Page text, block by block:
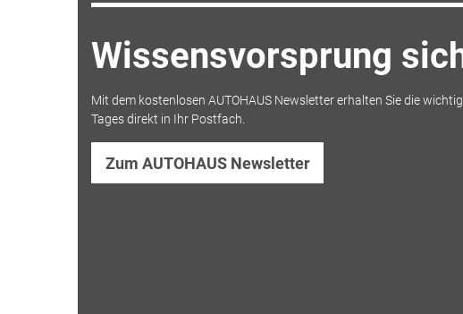
Wissensvorsprung
Mit dem kostenlosen AUTOHAUS Newsletter erhalten Sie die
Tages direkt in Ihr Postfach.
Zum AUTOHAUS Newsletter